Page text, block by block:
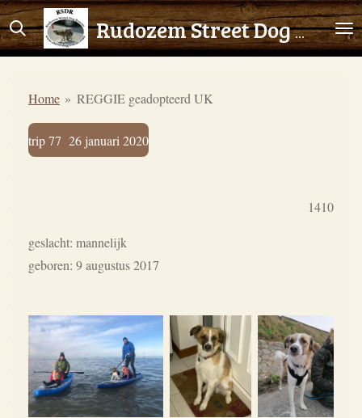
Ga
direct
hoofdinhoud
Rudozem Street Dog Rescue
Home » REGGIE geadopteerd UK
trip 77 26 januari 2020
1410
geslacht: mannelijk
geboren: 9 augustus 2017